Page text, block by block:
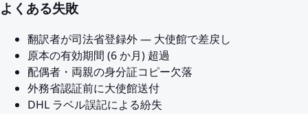
よくある失敗
翻訳者が司法省登録外 — 大使館で差戻し
原本の有効期間 (6 か月) 超過
配偶者・両親の身分証コピー欠落
外務省認証前に大使館送付
DHL ラベル誤記による紛失